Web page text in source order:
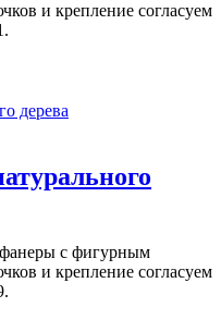
и крепление согласуем
с фигурным
и крепление согласуем